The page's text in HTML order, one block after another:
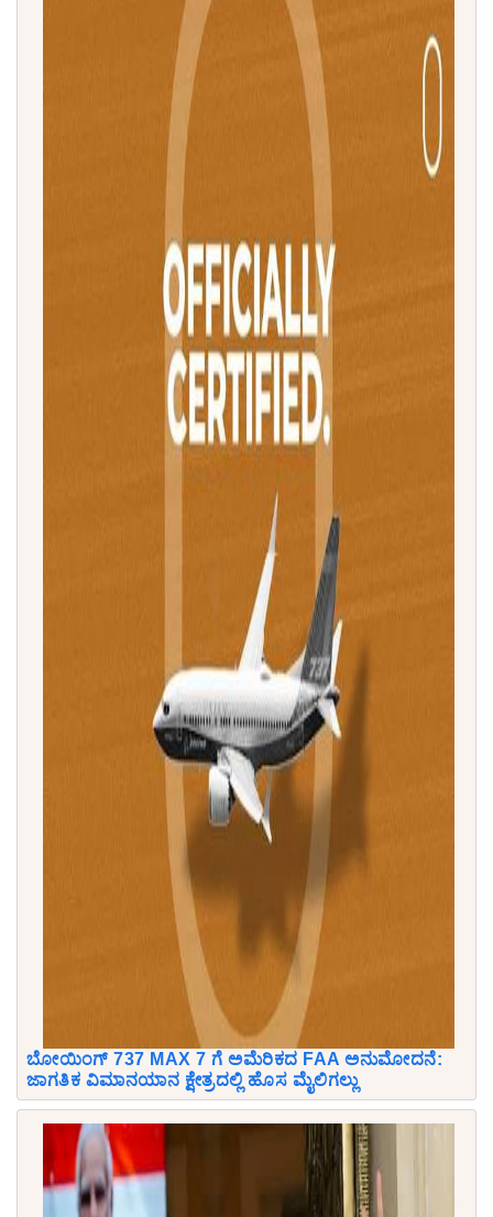
ಬೋಯಿಂಗ್ 737 MAX 7 ಗೆ ಅಮೆರಿಕದ FAA ಅನುಮೋದನೆ:
ಜಾಗತಿಕ ವಿಮಾನಯಾನ ಕ್ಷೇತ್ರದಲ್ಲಿ ಹೊಸ ಮೈಲಿಗಲ್ಲು